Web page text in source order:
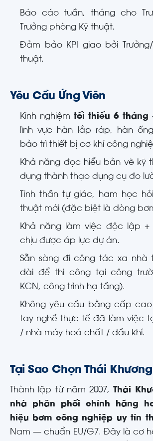
Báo cáo tuần, tháng cho
Trưởng phòng Kỹ thuật.
Đảm bảo KPI giao bởi
thuật.
Yêu Cầu Ứng Viên
Kinh nghiệm tối thiểu 6 tháng
lĩnh vực hàn lắp ráp, hàn
bảo trì thiết bị cơ khí công
Khả năng đọc hiểu bản vẽ kỹ
dụng thành thạo dụng cụ đo
Tinh thần tự giác, ham học
thuật mới (đặc biệt là dòng
Khả năng làm việc độc lập +
chịu được áp lực dự án.
Sẵn sàng đi công tác xa nhà
dài để thi công tại công
KCN, công trình hạ tầng).
Không yêu cầu bằng cấp
tay nghề thực tế đã làm việc
/ nhà máy hoá chất / dầu khí.
Tại Sao Chọn Thái
Thành lập từ năm 2007,
Thái
nhà phân phối chính hãng
hiệu bơm công nghiệp uy tín
Nam — chuẩn EU/G7. Đây là cơ